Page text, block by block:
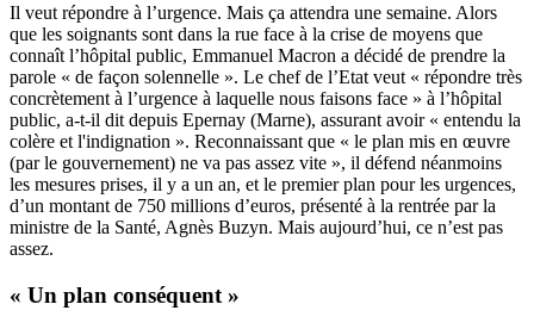
Il veut répondre à l’urgence. Mais ça attendra une semaine. Alors
que les soignants sont dans la rue face à la crise de moyens que
connaît l’hôpital public, Emmanuel Macron a décidé de prendre la
parole « de façon solennelle ». Le chef de l’Etat veut « répondre très
concrètement à l’urgence à laquelle nous faisons face » à l’hôpital
public, a-t-il dit depuis Epernay (Marne), assurant avoir « entendu la
colère et l'indignation ». Reconnaissant que « le plan mis en œuvre
(par le gouvernement) ne va pas assez vite », il défend néanmoins
les mesures prises, il y a un an, et le premier plan pour les urgences,
d’un montant de 750 millions d’euros, présenté à la rentrée par la
ministre de la Santé, Agnès Buzyn. Mais aujourd’hui, ce n’est pas
assez.
« Un plan conséquent »